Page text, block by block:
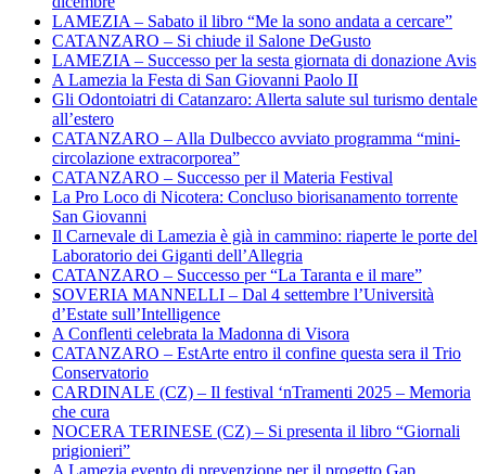
LAMEZIA – Sabato il libro “Me la sono andata a cercare”
CATANZARO – Si chiude il Salone DeGusto
LAMEZIA – Successo per la sesta giornata di donazione Avis
A Lamezia la Festa di San Giovanni Paolo II
Gli Odontoiatri di Catanzaro: Allerta salute sul turismo dentale
all’estero
CATANZARO – Alla Dulbecco avviato programma “mini-
circolazione extracorporea”
CATANZARO – Successo per il Materia Festival
La Pro Loco di Nicotera: Concluso biorisanamento torrente
San Giovanni
Il Carnevale di Lamezia è già in cammino: riaperte le porte del
Laboratorio dei Giganti dell’Allegria
CATANZARO – Successo per “La Taranta e il mare”
SOVERIA MANNELLI – Dal 4 settembre l’Università
d’Estate sull’Intelligence
A Conflenti celebrata la Madonna di Visora
CATANZARO – EstArte entro il confine questa sera il Trio
Conservatorio
CARDINALE (CZ) – Il festival ‘nTramenti 2025 – Memoria
che cura
NOCERA TERINESE (CZ) – Si presenta il libro “Giornali
prigionieri”
A Lamezia evento di prevenzione per il progetto Gap